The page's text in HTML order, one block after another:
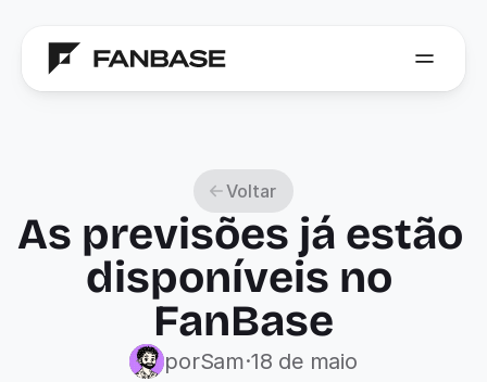
Voltar
As previsões já estão
disponíveis no
FanBase
porSam·18 de maio